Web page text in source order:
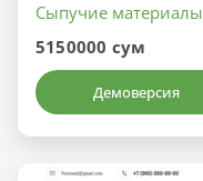
Сыпучие материалы
5150000 сум
Демоверсия